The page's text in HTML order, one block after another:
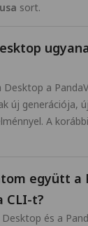
sort.
Desktop a
új generációja,
A
együtt a
CLI-t?
és a